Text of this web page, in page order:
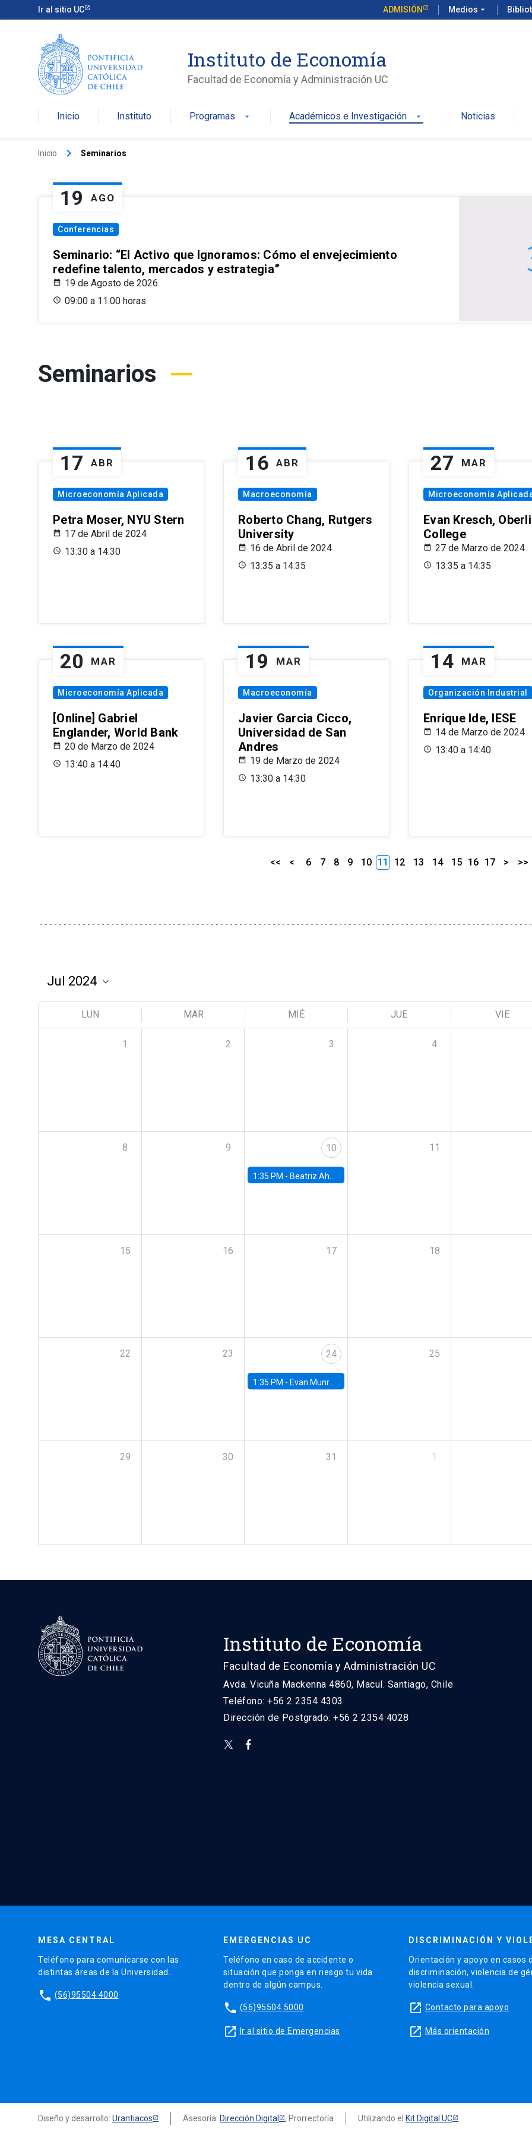
Ir al sitio UC ADMISIÓN Medios arrow_drop_down
Instituto de Economía
Facultad de Economía y Administración UC
Inicio Instituto Programas arrow_drop_down Académicos e Investigación arrow_drop_down Noticias
Inicio keyboard_arrow_right Seminarios
19 AGO
Conferencias
Seminario: “El Activo que Ignoramos: Cómo el envejecimiento
redefine talento, mercados y estrategia”
19 de Agosto de 2026
09:00 a 11:00 horas
Seminarios
17 ABR
Microeconomía Aplicada
Petra Moser, NYU Stern
17 de Abril de 2024
13:30 a 14:30
16 ABR
Macroeconomía
Roberto Chang, Rutgers
University
16 de Abril de 2024
13:35 a 14:35
27 MAR
Microeconomía
Evan Kresch,
College
27 de Marzo de 2024
13:35 a 14:35
20 MAR
Microeconomía Aplicada
[Online] Gabriel
Englander, World Bank
20 de Marzo de 2024
13:40 a 14:40
19 MAR
Macroeconomía
Javier Garcia Cicco,
Universidad de San
Andres
19 de Marzo de 2024
13:30 a 14:30
14 MAR
Organización Industrial
Enrique Ide, IESE
14 de Marzo de 2024
13:40 a 14:40
<< < 6 7 8 9 10 11 12 13 14 15 16 17 > >>
LUN MAR MIÉ JUE VIE
1 2 3 4
8 9 10
1:35 PM - Beatriz Ahumada, PhD candidate, Universidad de Pittsburgh
11
15 16 17 18
22 23 24
1:35 PM - Evan Munro, Neyman Visiting Assistant Professor in the Department of Statistics at UC Berkeley
25
29 30 31 1
Instituto de Economía
Facultad de Economía y Administración UC
Avda. Vicuña Mackenna 4860, Macul. Santiago, Chile
Teléfono: +56 2 2354 4303
Dirección de Postgrado: +56 2 2354 4028
MESA CENTRAL
Teléfono para comunicarse con las
distintas áreas de la Universidad.
phone (56)95504 4000
EMERGENCIAS UC
Teléfono en caso de accidente o
situación que ponga en riesgo tu vida
dentro de algún campus.
phone (56)95504 5000
launch Ir al sitio de Emergencias
DISCRIMINACIÓN Y
Orientación y apoyo en casos
discriminación, violencia de
violencia sexual.
launch Contacto para apoyo
launch Más orientación
Diseño y desarrollo: Urantiacos Asesoría: Dirección Digital , Prorrectoría Utilizando el Kit Digital UC